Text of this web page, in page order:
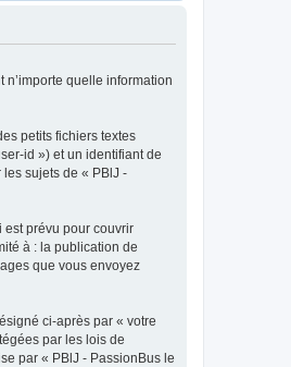
quelle information
petits fichiers textes
id ») et un identifiant de
sujets de « PBlJ -
est prévu pour couvrir
à : la publication de
que vous envoyez
ci-après par « votre
par les lois de
par « PBlJ - PassionBus le